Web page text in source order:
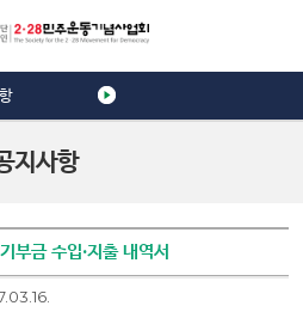
지사항
부금 수입·지출 내역서